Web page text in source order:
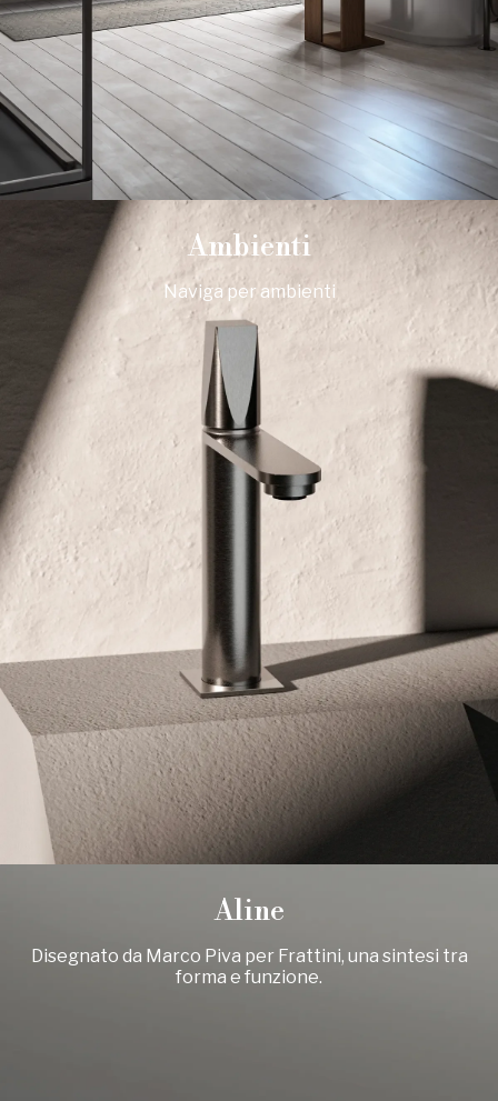
Ambienti
Naviga per ambienti
Aline
Disegnato da Marco Piva per Frattini, una sintesi tra
forma e funzione.